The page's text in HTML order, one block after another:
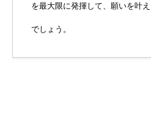
を最大限に発揮して、願いを叶
でしょう。